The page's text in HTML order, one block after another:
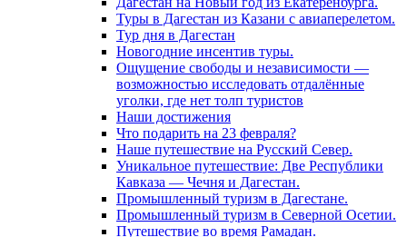
Туры в Дагестан из Казани с авиаперелетом.
Тур дня в Дагестан
Новогодние инсентив туры.
Ощущение свободы и независимости —
возможностью исследовать отдалённые
уголки, где нет толп туристов
Наши достижения
Что подарить на 23 февраля?
Наше путешествие на Русский Север.
Уникальное путешествие: Две Республики
Кавказа — Чечня и Дагестан.
Промышленный туризм в Дагестане.
Промышленный туризм в Северной Осетии.
Путешествие во время Рамадан.